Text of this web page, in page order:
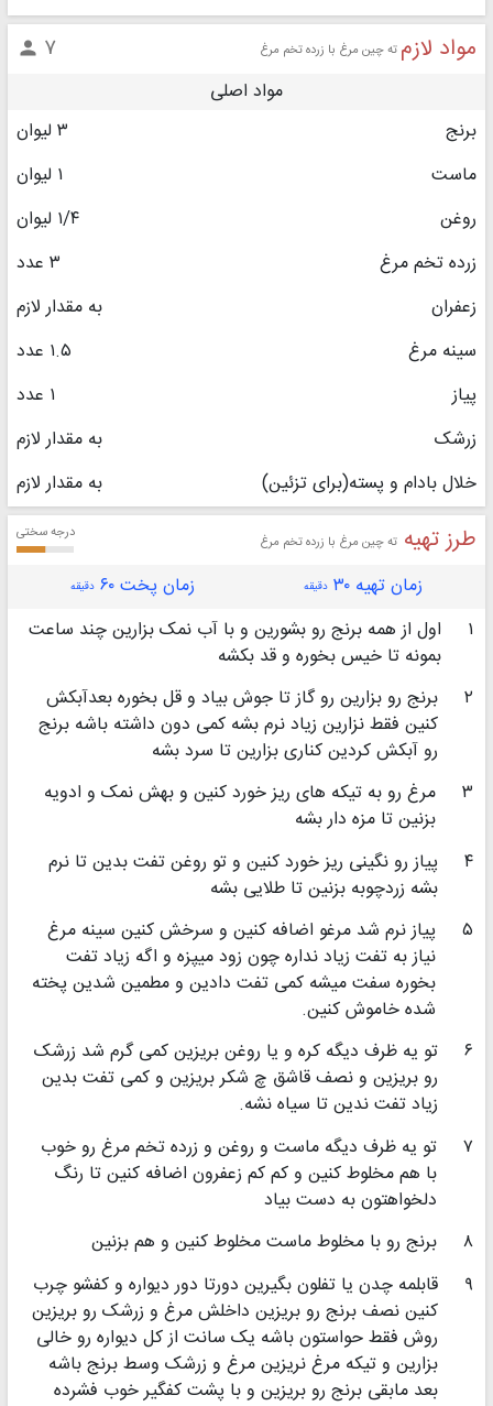
مواد لازم ته چین مرغ با زرده تخم مرغ ۷ 
مواد اصلی
برنج
۳ لیوان
ماست‏
۱ لیوان
روغن
۱/۴ لیوان
زرده تخم مرغ
۳ عدد
زعفران
به مقدار لازم
سینه مرغ
۱.۵ عدد
پیاز
۱ عدد
زرشک
به مقدار لازم
خلال بادام و پسته(برای تزئین)
به مقدار لازم
طرز تهیه ته چین مرغ با زرده تخم مرغ درجه سختی
زمان تهیه ۳۰ دقیقه زمان پخت ۶۰ دقیقه
۱
اول از همه برنج رو بشورین و با آب نمک بزارین چند ساعت
بمونه تا خیس بخوره و قد بکشه
۲
برنج رو بزارین رو گاز تا جوش بیاد و قل بخوره بعدآبکش
کنین فقط نزارین زیاد نرم بشه کمی دون داشته باشه برنج
رو آبکش کردین کناری بزارین تا سرد بشه
۳
مرغ رو به تیکه های ریز خورد کنین و بهش نمک و ادویه
بزنین تا مزه دار بشه
۴
پیاز رو نگینی ریز خورد کنین و تو روغن تفت بدین تا نرم
بشه زردچوبه بزنین تا طلایی بشه
۵
پیاز نرم شد مرغو اضافه کنین و سرخش کنین سینه مرغ
نیاز به تفت زیاد نداره چون زود میپزه و اگه زیاد تفت
بخوره سفت میشه کمی تفت دادین و مطمین شدین پخته
شده خاموش کنین.
۶
تو یه ظرف دیگه کره و یا روغن بریزین کمی گرم شد زرشک
رو بریزین و نصف قاشق چ شکر بریزین و کمی تفت بدین
زیاد تفت ندین تا سیاه نشه.
۷
تو یه ظرف دیگه ماست و روغن و زرده تخم مرغ رو خوب
با هم مخلوط کنین و کم کم زعفرون اضافه کنین تا رنگ
دلخواهتون به دست بیاد
۸
برنج رو با مخلوط ماست مخلوط کنین و هم بزنین
۹
قابلمه چدن یا تفلون بگیرین دورتا دور دیواره و کفشو چرب
کنین نصف برنج رو بریزین داخلش مرغ و زرشک رو بریزین
روش فقط حواستون باشه یک سانت از کل دیواره رو خالی
بزارین و تیکه مرغ نریزین مرغ و زرشک وسط برنج باشه
بعد مابقی برنج رو بریزین و با پشت کفگیر خوب فشرده